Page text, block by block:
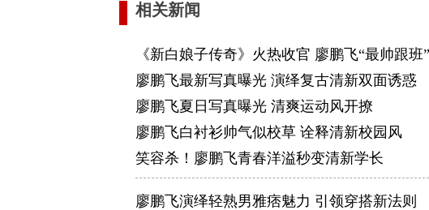
相关新闻
《新白娘子传奇》火热收官 廖鹏飞“最帅跟班
廖鹏飞最新写真曝光 演绎复古清新双面诱惑
廖鹏飞夏日写真曝光 清爽运动风开撩
廖鹏飞白衬衫帅气似校草 诠释清新校园风
笑容杀！廖鹏飞青春洋溢秒变清新学长
廖鹏飞演绎轻熟男雅痞魅力 引领穿搭新法则